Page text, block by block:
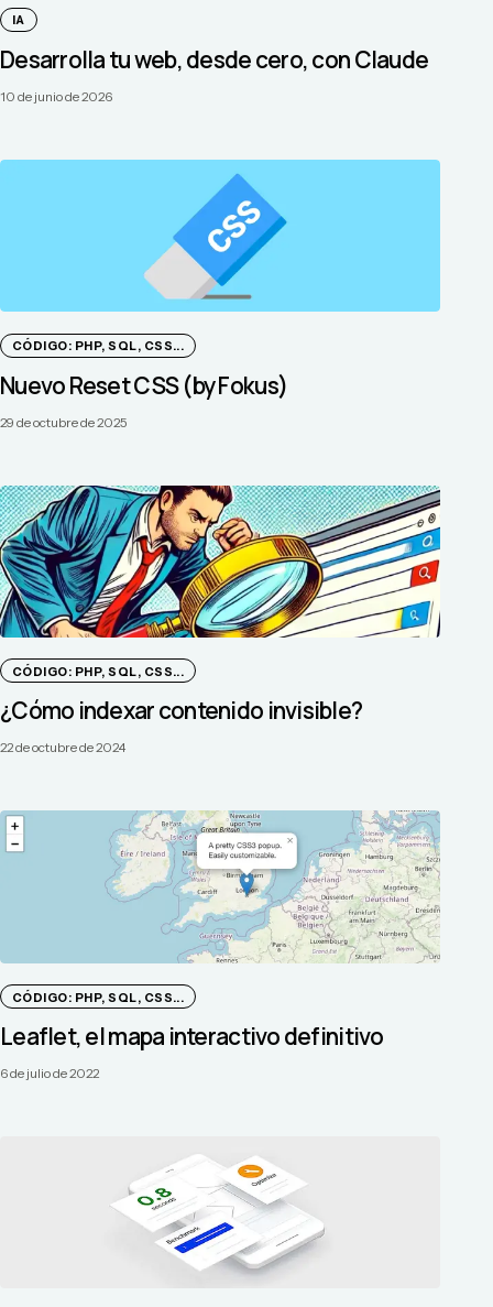
IA
Desarrolla tu web, desde cero, con Claude
10 de junio de 2026
CÓDIGO: PHP, SQL, CSS...
Nuevo Reset CSS (by Fokus)
29 de octubre de 2025
CÓDIGO: PHP, SQL, CSS...
¿Cómo indexar contenido invisible?
22 de octubre de 2024
CÓDIGO: PHP, SQL, CSS...
Leaflet, el mapa interactivo definitivo
6 de julio de 2022